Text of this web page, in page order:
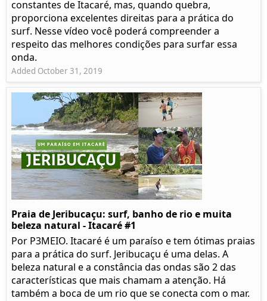
constantes de Itacaré, mas, quando quebra,
proporciona excelentes direitas para a prática do
surf. Nesse vídeo você poderá compreender a
respeito das melhores condições para surfar essa
onda.
Added October 31, 2019
Praia de Jeribucaçu: surf, banho de rio e muita
beleza natural - Itacaré #1
Por P3MEIO. Itacaré é um paraíso e tem ótimas praias
para a prática do surf. Jeribucaçu é uma delas. A
beleza natural e a constância das ondas são 2 das
características que mais chamam a atenção. Há
também a boca de um rio que se conecta com o mar.